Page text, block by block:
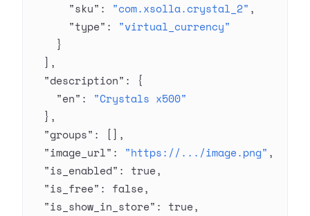
      "sku"
: "com.xsolla.crystal_2" ,
      "type"
: "virtual_currency"
    }
  ],
  "description"
: {
    "en"
: "Crystals x500"
  },
  "groups"
: [],
  "image_url"
: "https://.../image.png" ,
  "is_enabled"
: true,
  "is_free"
: false,
  "is_show_in_store"
: true,